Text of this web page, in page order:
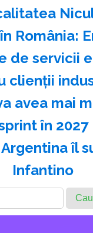
România:
de servicii
clienții
avea mai
în 2027
îl
Infantino